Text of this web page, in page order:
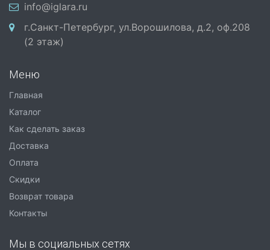
info@iglara.ru
г.Санкт-Петербург, ул.Ворошилова, д.2, оф.208
(2 этаж)
Меню
Главная
Каталог
Как сделать заказ
Доставка
Оплата
Скидки
Возврат товара
Контакты
Мы в социальных сетях